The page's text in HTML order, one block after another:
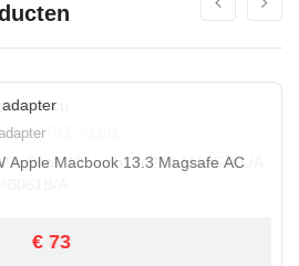
Apple Macbook 13.3 Magsafe AC
€ 73